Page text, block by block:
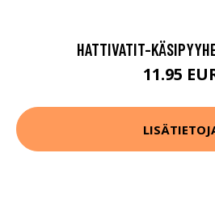
HATTIVATIT-
11.95